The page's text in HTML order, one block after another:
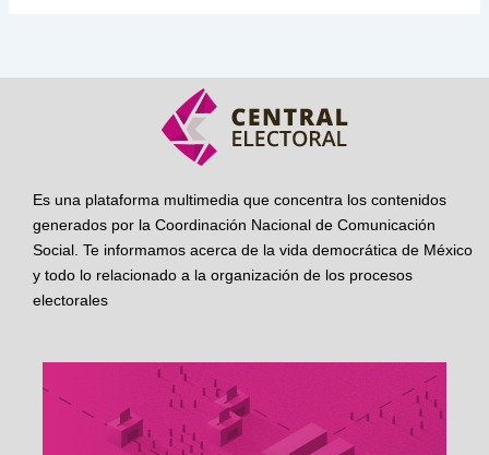
Es una plataforma multimedia que concentra los contenidos
generados por la Coordinación Nacional de Comunicación
Social. Te informamos acerca de la vida democrática de México
y todo lo relacionado a la organización de los procesos
electorales